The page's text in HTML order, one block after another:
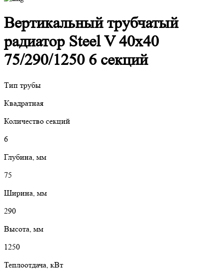
Вертикальный трубчатый
радиатор Steel V 40х40
75/290/1250 6 секций
Тип трубы
Квадратная
Количество секций
6
Глубина, мм
75
Ширина, мм
290
Высота, мм
1250
Теплоотдача, кВт